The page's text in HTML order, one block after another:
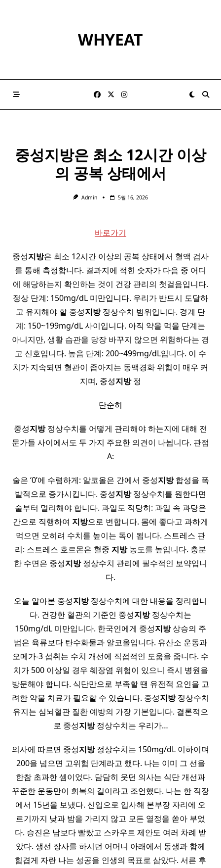
WHYEAT
중성지방은 최소 12시간 이상
의 공복 상태에서
Admin 5월 16, 2026
바로가기
중성지방은 최소 12시간 이상의 공복 상태에서 혈액 검사
를 통해 측정합니다. 결과지에 적힌 숫자가 다음 중 어디
에 해당하는지 확인하는 것이 건강 관리의 첫걸음입니다.
정상 단계: 150mg/dL 미만입니다. 우리가 반드시 도달하
고 유지해야 할 중성지방정상수치 범위입니다. 경계 단
계: 150~199mg/dL 사이입니다. 아직 약을 먹을 단계는
아니지만, 생활 습관을 당장 바꾸지 않으면 위험하다는 경
고 신호입니다. 높음 단계: 200~499mg/dL입니다. 이 수
치가 지속되면 혈관이 좁아지는 동맥경화 위험이 매우 커
지며, 중성지방정
단순히
중성지방정상수치를 어떻게 관리해야 하는지에 대해 전
문가들 사이에서도 두 가지 주요한 의견이 나뉩니다. 관점
A:
술은 ‘0’에 수렴하게: 알코올은 간에서 중성지방합성을 폭
발적으로 증가시킵니다. 중성지방정상수치를 원한다면
술부터 멀리해야 합니다. 과일도 적당히: 과일 속 과당은
간으로 직행하여 지방으로 변합니다. 몸에 좋다고 과하게
먹으면 오히려 수치를 높이는 독이 됩니다. 스트레스 관
리: 스트레스 호르몬은 혈중 지방농도를 높입니다. 충분
한 수면은 중성지방정상수치 관리에 필수적인 보약입니
다.
오늘 알아본 중성지방정상수치에 대한 내용을 정리합니
다. 건강한 혈관의 기준인 중성지방정상수치는
150mg/dL 미만입니다. 한국인에게 중성지방상승의 주
범은 육류보다 탄수화물과 알코올입니다. 유산소 운동과
오메가-3 섭취는 수치 개선에 직접적인 도움을 줍니다. 수
치가 500 이상일 경우 췌장염 위험이 있으니 즉시 병원을
방문해야 합니다. 식단만으로 부족할 땐 유전적 요인을 고
려한 약물 치료가 필요할 수 있습니다. 중성지방정상수치
유지는 심뇌혈관 질환 예방의 가장 기본입니다. 결론적으
로 중성지방정상수치는 우리가…
의사에 따르면 중성지방정상수치는 150mg/dL 이하이며
200을 넘으면 고위험 단계라고 했다. 나는 이미 그 선을
한참 초과한 셈이었다. 담담히 웃던 의사는 식단 개선과
꾸준한 운동만이 회복의 길이라고 조언했다. 나는 한 직장
에서 15년을 보냈다. 신입으로 입사해 본부장 자리에 오
르기까지 낮과 밤을 가리지 않고 모든 열정을 쏟아 부었
다. 승진은 남보다 빨랐고 스카우트 제안도 여러 차례 받
았다. 생선 장사를 하시던 어머니 아래에서 동생과 함께
힘겹게 자란 나는 성공을 인생의 목표로 삼았다. 서른 후